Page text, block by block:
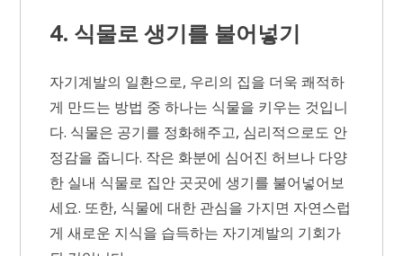
4. 식물로 생기를 불어넣기
자기계발의 일환으로, 우리의 집을 더욱 쾌적하
게 만드는 방법 중 하나는 식물을 키우는 것입니
다. 식물은 공기를 정화해주고, 심리적으로도 안
정감을 줍니다. 작은 화분에 심어진 허브나 다양
한 실내 식물로 집안 곳곳에 생기를 불어넣어보
세요. 또한, 식물에 대한 관심을 가지면 자연스럽
게 새로운 지식을 습득하는 자기계발의 기회가